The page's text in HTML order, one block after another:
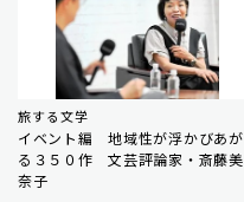
旅する文学
イベント編 地域性が浮かびあが
る３５０作 文芸評論家・斎藤美
奈子